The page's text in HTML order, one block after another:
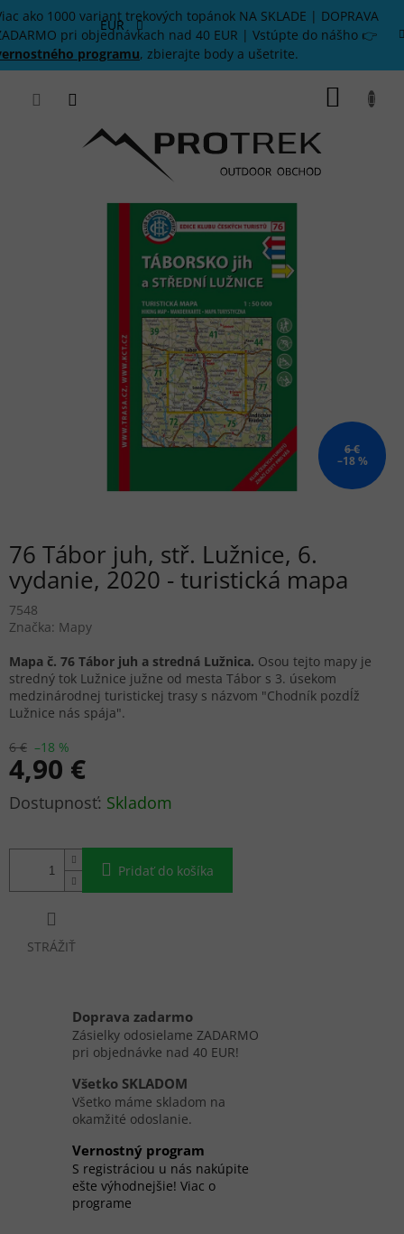
Prejsť
na
obsah
ako 1000 variant trekových topánok NA SKLADE | DOPRAVA
pri objednávkach nad 40 EUR | Vstúpte do nášho 👉
programu, zbierajte body a ušetrite.
EUR
6 €
–18 %
76 Tábor juh, stř. Lužnice, 6.
vydanie, 2020 - turistická mapa
7548
Značka: Mapy
6 € –18 %
4,90 €
Jednotková
Skladom
Pridať do košíka
Mapa č. 76 Tábor juh a stredná Lužnica. Osou tejto mapy je
stredný tok Lužnice južne od mesta Tábor s 3. úsekom
medzinárodnej turistickej trasy s názvom "Chodník pozdĺž
Lužnice nás spája".
STRÁŽIŤ
Doprava zadarmo
Zásielky odosielame ZADARMO
pri objednávke nad 40 EUR!
Všetko SKLADOM
Všetko máme skladom na
okamžité odoslanie.
Vernostný program
S registráciou u nás nakúpite
ešte výhodnejšie! Viac o
programe